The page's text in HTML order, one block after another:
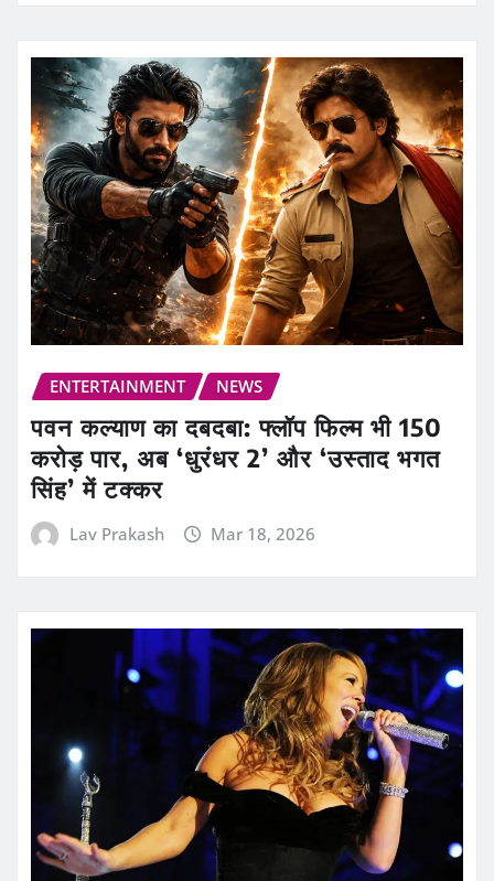
ENTERTAINMENT NEWS
पवन कल्याण का दबदबा: फ्लॉप फिल्म भी 150
करोड़ पार, अब ‘धुरंधर 2’ और ‘उस्ताद भगत
सिंह’ में टक्कर
Lav Prakash Mar 18, 2026